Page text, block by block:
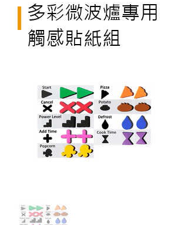
多彩微波爐專用
觸感貼紙組